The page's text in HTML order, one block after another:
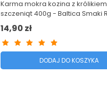
Karma mokra kozina z
szczeniąt 400g - Baltica Smaki
14,90 zł
DODAJ DO KOSZYKA